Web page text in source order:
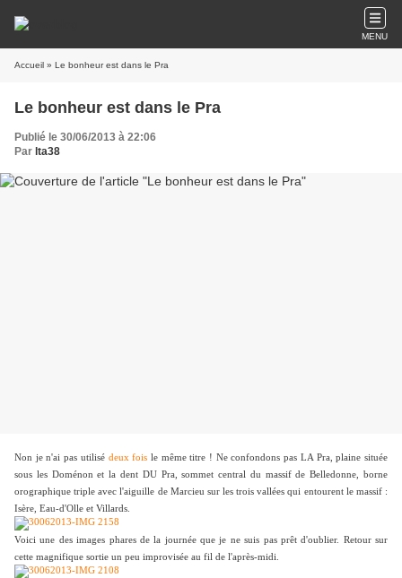
MENU
Accueil » Le bonheur est dans le Pra
Le bonheur est dans le Pra
Publié le 30/06/2013 à 22:06
Par lta38
Non je n'ai pas utilisé deux fois le même titre ! Ne confondons pas LA Pra, plaine située
sous les Doménon et la dent DU Pra, sommet central du massif de Belledonne, borne
orographique triple avec l'aiguille de Marcieu sur les trois vallées qui entourent le massif :
Isère, Eau-d'Olle et Villards.
Voici une des images phares de la journée que je ne suis pas prêt d'oublier. Retour sur
cette magnifique sortie un peu improvisée au fil de l'après-midi.